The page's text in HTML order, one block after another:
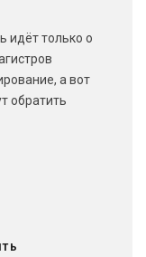
идёт только о
а вот
обратить